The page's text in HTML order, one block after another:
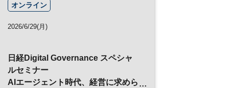
オンライン
2026/6/29(月)
日経Digital Governance スペシャ
ルセミナー
AIエージェント時代、経営に求めら